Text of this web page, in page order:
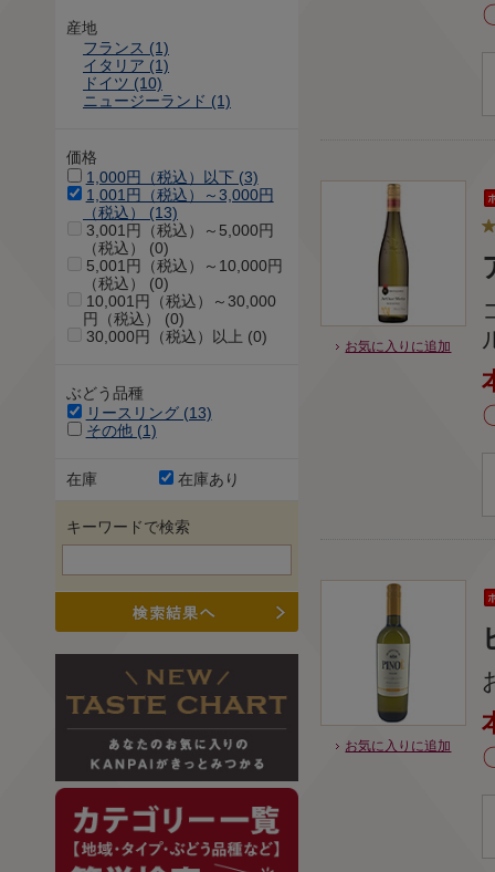
お気に入りに追加
お気に入りに追加
産地
フランス (1)
イタリア (1)
ドイツ (10)
ニュージーランド (1)
価格
1,000円（税込）以下 (3)
1,001円（税込）～3,000円
（税込） (13)
3,001円（税込）～5,000円
（税込） (0)
5,001円（税込）～10,000円
（税込） (0)
10,001円（税込）～30,000
円（税込） (0)
30,000円（税込）以上 (0)
ぶどう品種
リースリング (13)
その他 (1)
在庫 在庫あり
キーワードで検索